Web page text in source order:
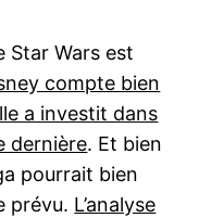
Star Wars est
compte bien
a investit dans
dernière. Et bien
pourrait bien
prévu. L’analyse